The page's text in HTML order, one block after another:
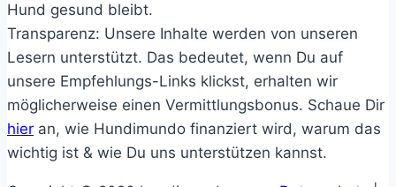
Hund gesund bleibt.
Transparenz: Unsere Inhalte werden von unseren
Lesern unterstützt. Das bedeutet, wenn Du auf
unsere Empfehlungs-Links klickst, erhalten wir
möglicherweise einen Vermittlungsbonus. Schaue Dir
hier an, wie Hundimundo finanziert wird, warum das
wichtig ist & wie Du uns unterstützen kannst.